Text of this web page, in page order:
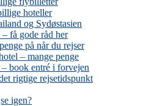
hoteller
og Sydøstasien
– få gode råd her
på når du rejser
– mange penge
book entré i forvejen
rigtige rejsetidspunkt
igen?